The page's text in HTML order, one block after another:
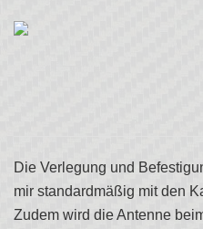
Die Verlegung und
mir standardmäßig mit den
Zudem wird die Antenne